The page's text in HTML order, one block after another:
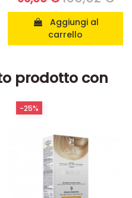
carrello
prodotto con
-25%